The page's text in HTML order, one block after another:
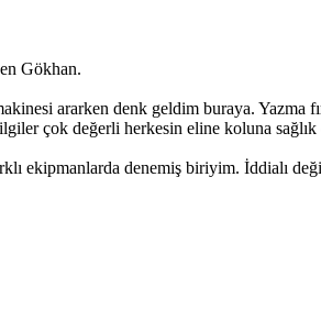
Gökhan.
ararken denk geldim buraya. Yazma
çok değerli herkesin eline koluna
ekipmanlarda denemiş biriyim. İddialı